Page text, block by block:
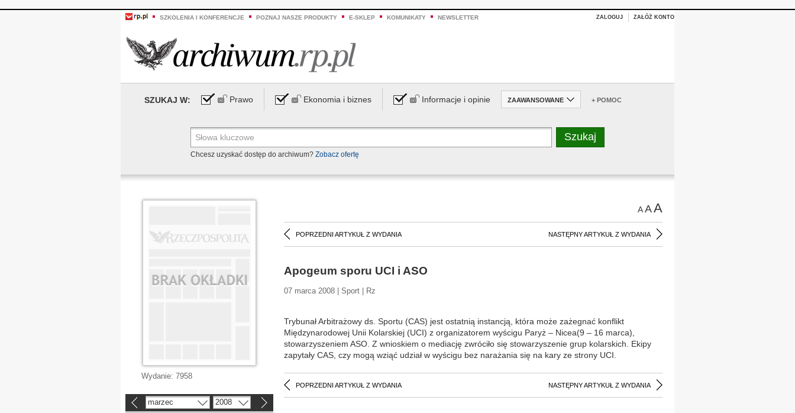
SZKOLENIA I KONFERENCJE POZNAJ NASZE PRODUKTY E-SKLEP KOMUNIKATY NEWSLETTER ZALOGUJ ZAŁÓŻ KONTO
SZUKAJ W: Prawo Ekonomia i biznes Informacje i opinie ZAAWANSOWANE + POMOC
Chcesz uzyskać dostęp do archiwum? Zobacz ofertę
AAA
POPRZEDNI ARTYKUŁ Z WYDANIA NASTĘPNY ARTYKUŁ Z WYDANIA
Apogeum sporu UCI i ASO
07 marca 2008 | Sport | Rz
Trybunał Arbitrażowy ds. Sportu (CAS) jest ostatnią instancją, która może zażegnać konflikt
Międzynarodowej Unii Kolarskiej (UCI) z organizatorem wyścigu Paryż – Nicea(9 – 16 marca),
stowarzyszeniem ASO. Z wnioskiem o mediację zwróciło się stowarzyszenie grup kolarskich. Ekipy
zapytały CAS, czy mogą wziąć udział w wyścigu bez narażania się na kary ze strony UCI.
POPRZEDNI ARTYKUŁ Z WYDANIA NASTĘPNY ARTYKUŁ Z WYDANIA
Wydanie: 7958
marzec 2008